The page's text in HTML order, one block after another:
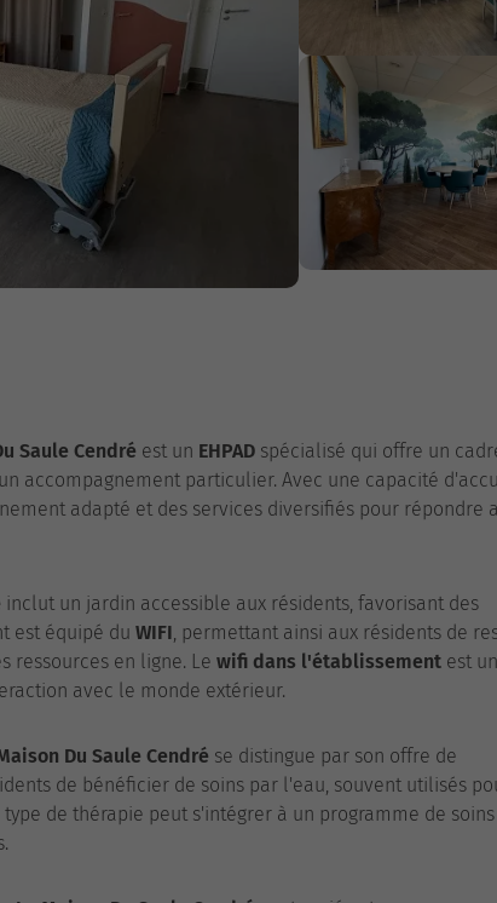
Saule Cendré est un EHPAD spécialisé qui offre un
accompagnement particulier. Avec une capacité
adapté et des services diversifiés pour répondre
inclut un jardin accessible aux résidents, favorisant des
est équipé du WIFI, permettant ainsi aux résidents de
ressources en ligne. Le wifi dans l'établissement est un
avec le monde extérieur.
Du Saule Cendré se distingue par son offre de
de bénéficier de soins par l'eau, souvent utilisés
de thérapie peut s'intégrer à un programme de